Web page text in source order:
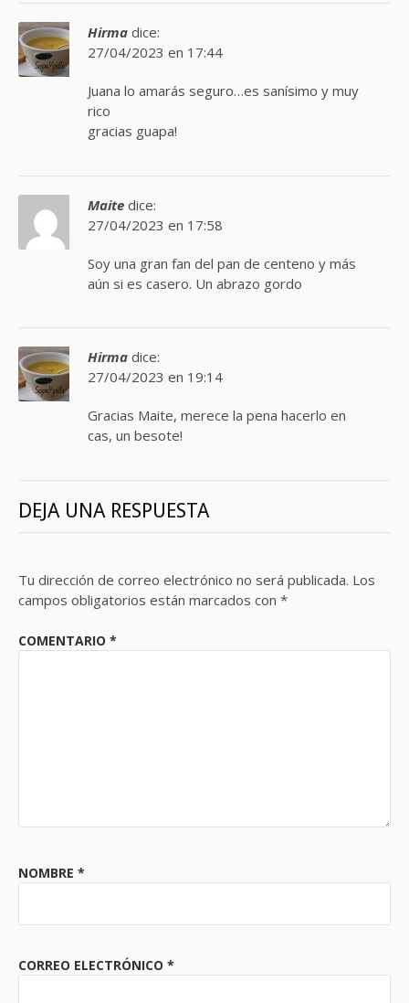
Hirma dice:
27/04/2023 en 17:44
Juana lo amarás seguro…es sanísimo y muy
rico
gracias guapa!
Maite dice:
27/04/2023 en 17:58
Soy una gran fan del pan de centeno y más
aún si es casero. Un abrazo gordo
Hirma dice:
27/04/2023 en 19:14
Gracias Maite, merece la pena hacerlo en
cas, un besote!
DEJA UNA RESPUESTA
Tu dirección de correo electrónico no será publicada. Los
campos obligatorios están marcados con *
COMENTARIO *
NOMBRE *
CORREO ELECTRÓNICO *